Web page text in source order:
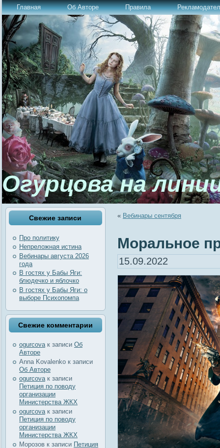
Главная Об Авторе Правила
Огурцова на
Свежие записи
Про политику
Непреложная истина
Вебинары августа 2026
года
В гостях у Бабы Яги:
блюдечко и яблочко
В гостях у Бабы Яги: о
выборе Психопомпа
Свежие комментарии
ogurcovaк записи Об
Авторе
Anna Kovalenko к записи
Об Авторе
ogurcovaк записи
Петиция по поводу
организации
Министерства ЖКХ
ogurcova к записи
Петиция по поводу
организации
Министерства ЖКХ
Морозов к записи Петиция
« Вебинары сентября
Моральное
15.09.2022